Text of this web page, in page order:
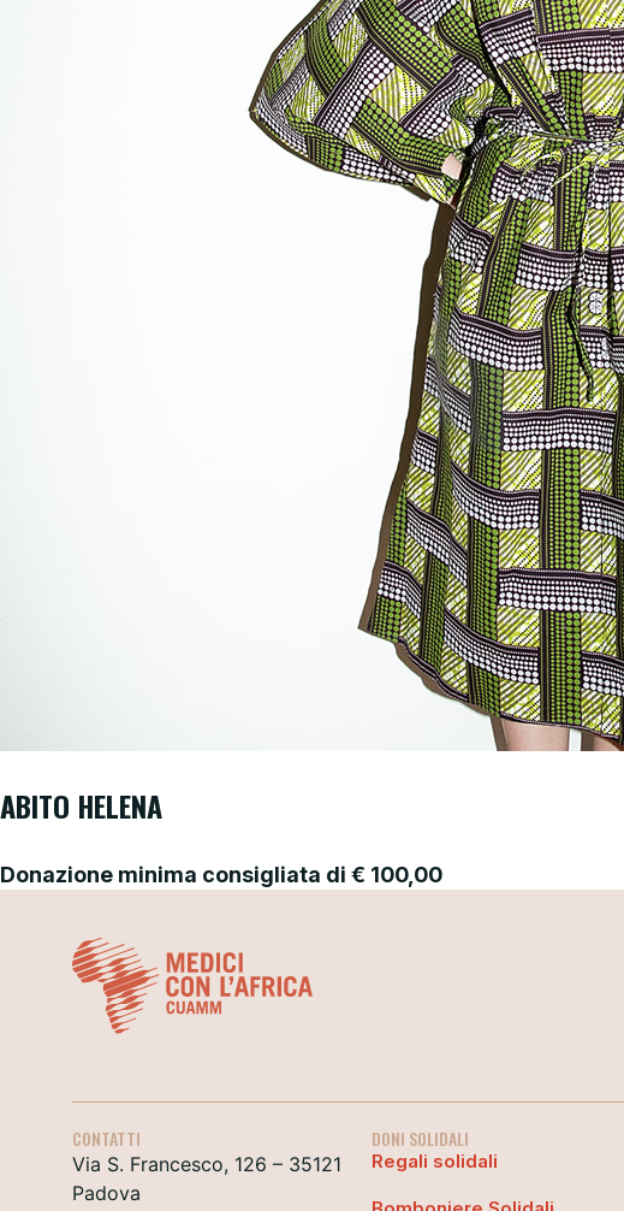
ABITO HELENA
Donazione minima consigliata di € 100,00
CONTATTI
Via S. Francesco, 126 – 35121
Padova
DONI SOLIDALI
Regali solidali